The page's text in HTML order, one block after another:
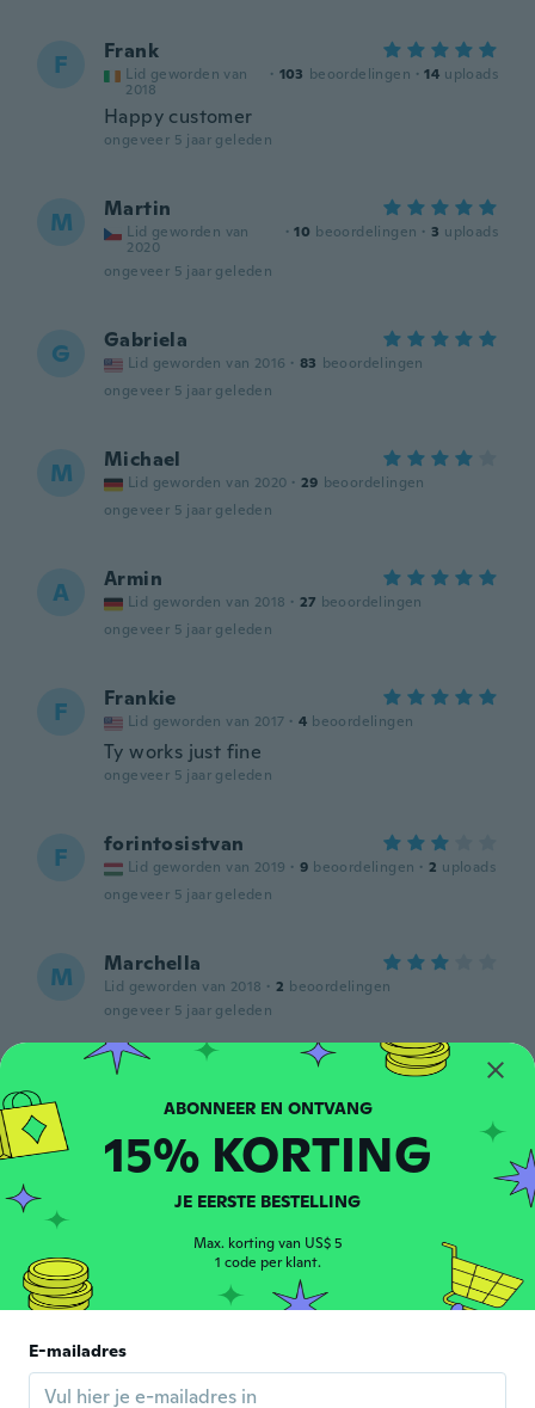
F Frank
Lid geworden van
2018
· 103 beoordelingen · 14 uploads
Happy customer
ongeveer 5 jaar geleden
M Martin
Lid geworden van
2020
· 10 beoordelingen · 3 uploads
ongeveer 5 jaar geleden
G Gabriela
Lid geworden van 2016 · 83 beoordelingen
ongeveer 5 jaar geleden
M Michael
Lid geworden van 2020 · 29 beoordelingen
ongeveer 5 jaar geleden
A Armin
Lid geworden van 2018 · 27 beoordelingen
ongeveer 5 jaar geleden
F Frankie
Lid geworden van 2017 · 4 beoordelingen
Ty works just fine
ongeveer 5 jaar geleden
F forintosistvan
Lid geworden van 2019 · 9 beoordelingen · 2 uploads
ongeveer 5 jaar geleden
M Marchella
Lid geworden van 2018 · 2 beoordelingen
ongeveer 5 jaar geleden
Antje
Lid geworden van 2020 · 19 beoordelingen
M
ongeveer 5 jaar geleden
Noemi
Se oscurece la pantalla demasiado rapido,
ni da el tiempo de leer los datos.
ABONNEER EN ONTVANG
15% KORTING
JE EERSTE BESTELLING
Max. korting van US$ 5
1 code per klant.
E-mailadres